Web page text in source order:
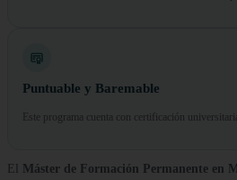
Puntuable y Baremable
Este programa cuenta con certificación
El Máster de Formación Permanente en